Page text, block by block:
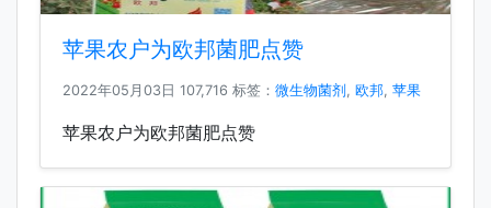
苹果农户为欧邦菌肥点赞
2022年05月03日 107,716 标签： 微生物菌剂 , 欧邦, 苹果
苹果农户为欧邦菌肥点赞